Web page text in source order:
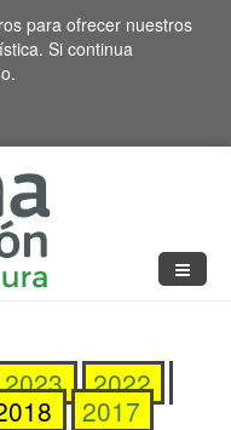
para ofrecer nuestros
Si continua
2022
2017